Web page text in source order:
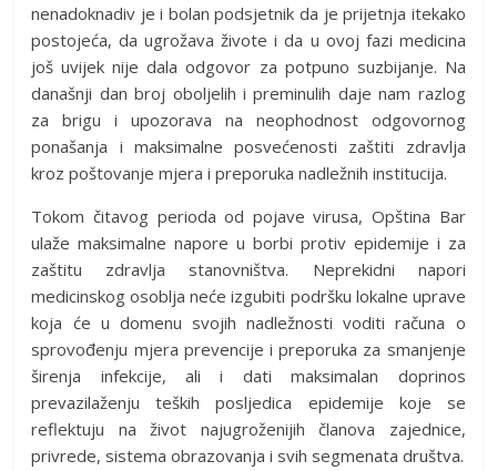
nenadoknadiv je i bolan podsjetnik da je prijetnja itekako
postojeća, da ugrožava živote i da u ovoj fazi medicina
još uvijek nije dala odgovor za potpuno suzbijanje. Na
današnji dan broj oboljelih i preminulih daje nam razlog
za brigu i upozorava na neophodnost odgovornog
ponašanja i maksimalne posvećenosti zaštiti zdravlja
kroz poštovanje mjera i preporuka nadležnih institucija.
Tokom čitavog perioda od pojave virusa, Opština Bar
ulaže maksimalne napore u borbi protiv epidemije i za
zaštitu zdravlja stanovništva. Neprekidni napori
medicinskog osoblja neće izgubiti podršku lokalne uprave
koja će u domenu svojih nadležnosti voditi računa o
sprovođenju mjera prevencije i preporuka za smanjenje
širenja infekcije, ali i dati maksimalan doprinos
prevazilaženju teških posljedica epidemije koje se
reflektuju na život najugroženijih članova zajednice,
privrede, sistema obrazovanja i svih segmenata društva.